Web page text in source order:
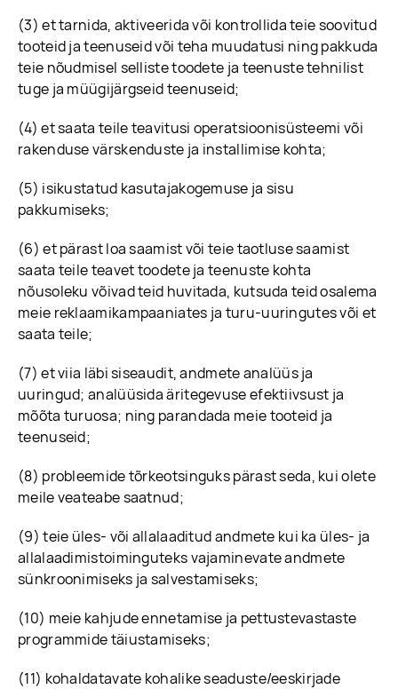
(3) et tarnida, aktiveerida või kontrollida teie soovitud
tooteid ja teenuseid või teha muudatusi ning pakkuda
teie nõudmisel selliste toodete ja teenuste tehnilist
tuge ja müügijärgseid teenuseid;
(4) et saata teile teavitusi operatsioonisüsteemi või
rakenduse värskenduste ja installimise kohta;
(5) isikustatud kasutajakogemuse ja sisu
pakkumiseks;
(6) et pärast loa saamist või teie taotluse saamist
saata teile teavet toodete ja teenuste kohta
nõusoleku võivad teid huvitada, kutsuda teid osalema
meie reklaamikampaaniates ja turu-uuringutes või et
saata teile;
(7) et viia läbi siseaudit, andmete analüüs ja
uuringud; analüüsida äritegevuse efektiivsust ja
mõõta turuosa; ning parandada meie tooteid ja
teenuseid;
(8) probleemide tõrkeotsinguks pärast seda, kui olete
meile veateabe saatnud;
(9) teie üles- või allalaaditud andmete kui ka üles- ja
allalaadimistoiminguteks vajaminevate andmete
sünkroonimiseks ja salvestamiseks;
(10) meie kahjude ennetamise ja pettustevastaste
programmide täiustamiseks;
(11) kohaldatavate kohalike seaduste/eeskirjade